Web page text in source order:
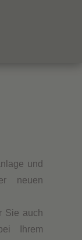
und
neuen
Sie auch
Ihrem